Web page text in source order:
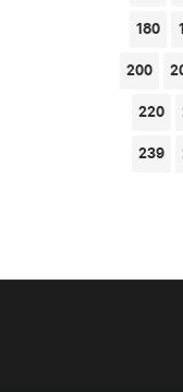
180
200
220
239